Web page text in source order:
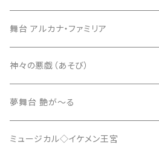
舞台 アルカナ・ファミリア
神々の悪戯（あそび）
夢舞台 艶が～る
ミュージカル◇イケメン王宮